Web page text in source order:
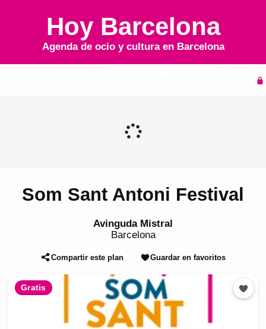
Hoy Barcelona
Agenda de ocio y cultura en Barcelona
Som Sant Antoni Festival
Avinguda Mistral
Barcelona
Compartir este plan Guardar en favoritos
Gratis